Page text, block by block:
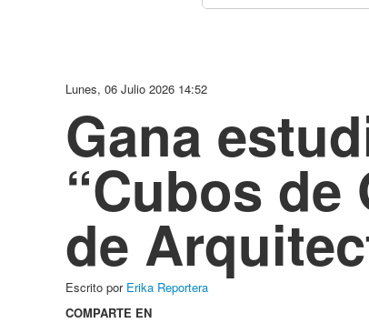
Lunes, 06 Julio 2026 14:52
Gana
“Cubos
de
Escrito por Erika Reportera
COMPARTE EN